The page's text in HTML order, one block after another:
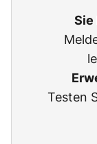
Sie
Testen